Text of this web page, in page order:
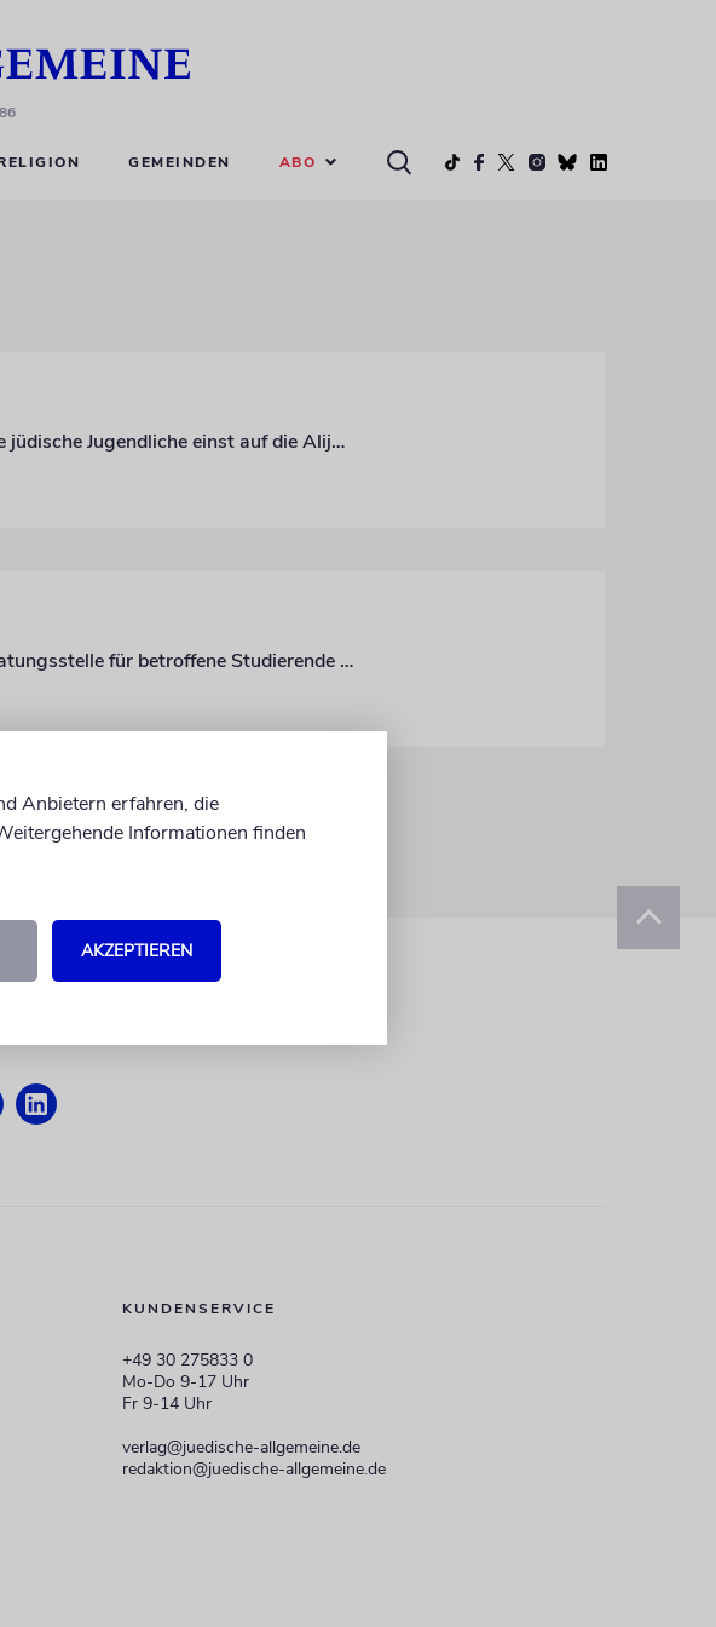
GEMEINDEN ABO
Eine Wanderung auf den Spuren der Hachschara-Bewegung, die jüdische Jugendliche einst auf die Alija vorbereitete
An der Humboldt-Universität entsteht die bundesweit erste Beratungsstelle für betroffene Studierende an einer Hochschule
KUNDENSERVICE
+49 30 275833 0
Mo-Do 9-17 Uhr
Fr 9-14 Uhr
verlag@juedische-allgemeine.de
redaktion@juedische-allgemeine.de
Anbietern erfahren, die
Informationen finden
AKZEPTIEREN